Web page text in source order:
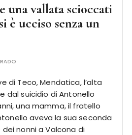
una vallata scioccati
è ucciso senza un
di Teco, Mendatica, l’alta
dal suicidio di Antonello
una mamma, il fratello
aveva la sua seconda
nonni a Valcona di